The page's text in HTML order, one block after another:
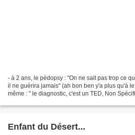
- à 2 ans, le pédopsy : "On ne sait pas trop ce
il ne guérira jamais" (ah bon ben y'a plus qu'à
même : " le diagnostic, c'est un TED, Non
Enfant du Désert...